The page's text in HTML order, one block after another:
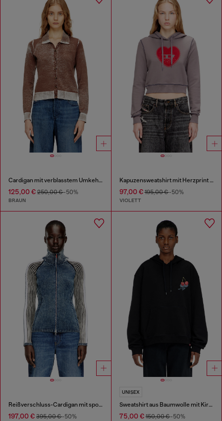
Cardigan mit verblasstem Umkehrdruck
125,00 € 250,00 €-50%
BRAUN
Kapuzensweatshirt mit Herzprint und Nieten
97,00 €195,00 €-50%
VIOLETT
Reißverschluss-Cardigan mit sportlichen Streifen
197,00 € 395,00 €-50%
UNISEX
Sweatshirt aus Baumwolle mit Kirschendruck
75,00 €150,00 €-50%